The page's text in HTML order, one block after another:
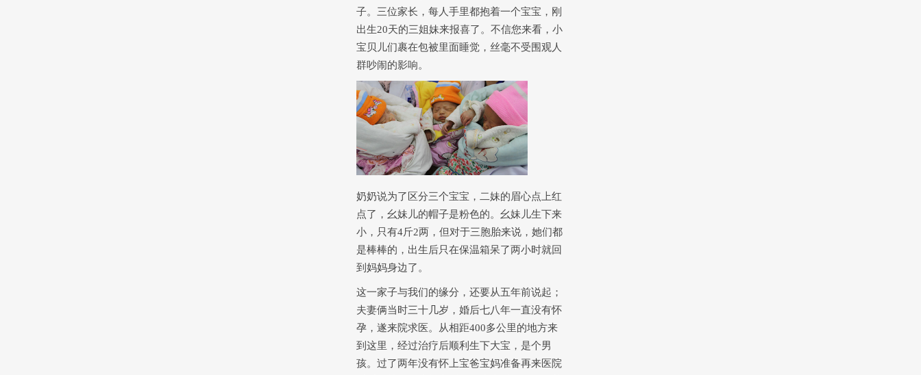
子。三位家长，每人手里都抱着一个宝宝，刚
出生20天的三姐妹来报喜了。不信您来看，小
宝贝儿们裹在包被里面睡觉，丝毫不受围观人
群吵闹的影响。
奶奶说为了区分三个宝宝，二妹的眉心点上红
点了，幺妹儿的帽子是粉色的。幺妹儿生下来
小，只有4斤2两，但对于三胞胎来说，她们都
是棒棒的，出生后只在保温箱呆了两小时就回
到妈妈身边了。
这一家子与我们的缘分，还要从五年前说起；
夫妻俩当时三十几岁，婚后七八年一直没有怀
孕，遂来院求医。从相距400多公里的地方来
到这里，经过治疗后顺利生下大宝，是个男
孩。过了两年没有怀上宝爸宝妈准备再来医院